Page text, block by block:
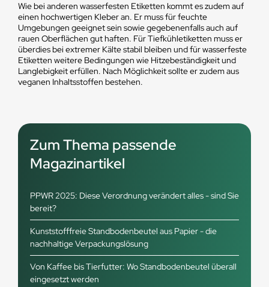
Wie bei anderen wasserfesten Etiketten kommt es zudem auf
einen hochwertigen Kleber an. Er muss für feuchte
Umgebungen geeignet sein sowie gegebenenfalls auch auf
rauen Oberflächen gut haften. Für Tiefkühletiketten muss er
überdies bei extremer Kälte stabil bleiben und für wasserfeste
Etiketten weitere Bedingungen wie Hitzebeständigkeit und
Langlebigkeit erfüllen. Nach Möglichkeit sollte er zudem aus
veganen Inhaltsstoffen bestehen.
Zum Thema passende
Magazinartikel
PPWR 2025: Diese Verordnung verändert alles - sind Sie
bereit?
Kunststofffreie Standbodenbeutel aus Papier - die
nachhaltige Verpackungslösung
Von Kaffee bis Tierfutter: Wo Standbodenbeutel überall
eingesetzt werden